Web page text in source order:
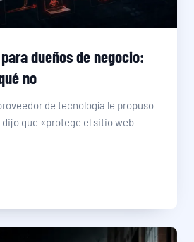
dueños de negocio:
no
de tecnología le propuso
dijo que «protege el sitio web